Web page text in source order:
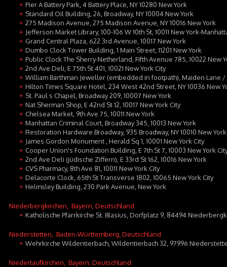
+ Pier A Battery Park, 4 Battery Place, NY 10280 New York
+ Standard Oil Building, 26, Broadway, NY 10004 New York
+ 275 Madison Avenue, 275 Madison Avenue, NY 10016 New York
+ Jefferson Market Library, 100-106 W 10th St, 10011 New York-
+ Grand Central Plaza, 622 3rd Avenue, 10017 New York
+ Dumbo Clock Tower Building, 1 Main Street, 11201 New York
+ Public Clock The Sherry-Netherland, Fifth Avenue 785, 10022 New
+ 2nd Ave Deli, E 75th St 401, 10021 New York City
+ William Barthman Jeweller (embedded in footpath), Maiden Lane /
+ Hilton Times Square Hotel, 234 West 42nd Street, NY 10036 New
+ St. Paul s Chapel, Broadway 209, 10007 New York
+ Nat Sherman Shop, E 42nd St 12, 10017 New York City
+ Chelsea Market, 9th Ave 75, 10011 New York
+ Manhattan Criminal Court, Broadway 345, 10013 New York
+ Restoration Hardware Broadway, 935 Broadway, NY 10010 New York
+ James Gordon Monument , Herald Sq 1, 10001 New York City
+ Cooper Union's Foundation Building, E 7th St 7, 10003 New York
+ 2nd Ave Deli (jüdische Ziffern), E 33rd St 162, 10016 New York
+ CVS Pharmacy, 8th Ave 81, 10011 New York City
+ Delacorte Clock, 65th St Transverse 1802, 10065 New York City
+ Helmsley Building, 230 Park Avenue, New York
Niederbergkirchen , Bayern, Deutschland
+ Katholische Pfarrkirche St. Blasius, Dorfplatz 9, 84494
Niederstetten , Baden-Württemberg, Deutschland
+ Wehrkirche Wildentierbach, Wildentierbach 32, 97996
Niedertaufkirchen , Bayern, Deutschland